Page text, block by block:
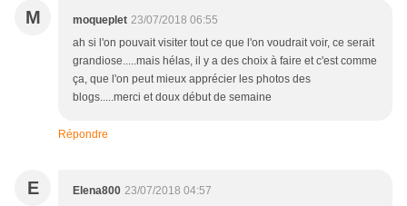
M moqueplet 23/07/2018 06:55
ah si l'on pouvait visiter tout ce que l'on voudrait voir, ce serait
grandiose.....mais hélas, il y a des choix à faire et c'est comme
ça, que l'on peut mieux apprécier les photos des
blogs.....merci et doux début de semaine
Répondre
E Elena800 23/07/2018 04:57